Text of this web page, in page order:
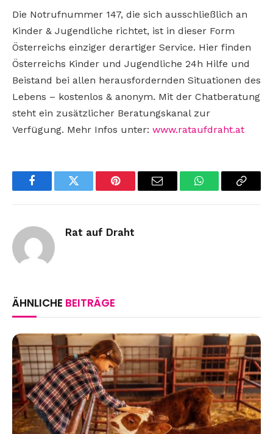
Die Notrufnummer 147, die sich ausschließlich an
Kinder & Jugendliche richtet, ist in dieser Form
Österreichs einziger derartiger Service. Hier finden
Österreichs Kinder und Jugendliche 24h Hilfe und
Beistand bei allen herausfordernden Situationen des
Lebens – kostenlos & anonym. Mit der Chatberatung
steht ein zusätzlicher Beratungskanal zur
Verfügung. Mehr Infos unter: www.rataufdraht.at
FacebookTwitter Pinterest Email WhatsAppCopy
Rat auf Draht
ÄHNLICHE BEITRÄGE